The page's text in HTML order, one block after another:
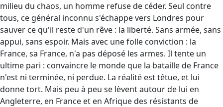
milieu du chaos, un homme refuse de céder. Seul contre
tous, ce général inconnu s'échappe vers Londres pour
sauver ce qu'il reste d'un rêve : la liberté. Sans armée, sans
appui, sans espoir. Mais avec une folle conviction : la
France, sa France, n'a pas déposé les armes. Il tente un
ultime pari : convaincre le monde que la bataille de France
n'est ni terminée, ni perdue. La réalité est têtue, et lui
donne tort. Mais peu à peu se lèvent autour de lui en
Angleterre, en France et en Afrique des résistants de